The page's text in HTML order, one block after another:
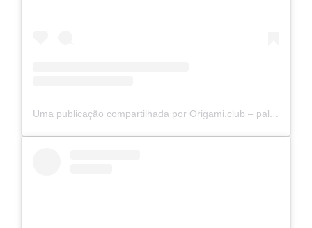
Uma publicação compartilhada por Origami.club – palestras e vivências (@origamiclubbr)